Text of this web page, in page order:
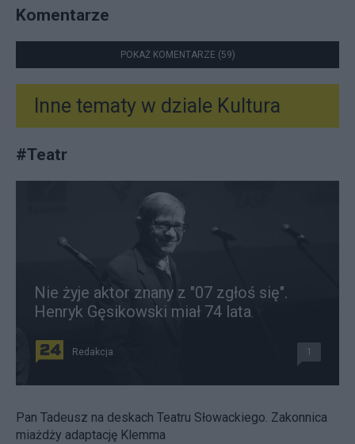
Komentarze
POKAŻ KOMENTARZE (59)
Inne tematy w dziale Kultura
#Teatr
Nie żyje aktor znany z "07 zgłoś się".
Henryk Gęsikowski miał 74 lata
Redakcja 1
Pan Tadeusz na deskach Teatru Słowackiego. Zakonnica
miażdży adaptację Klemma